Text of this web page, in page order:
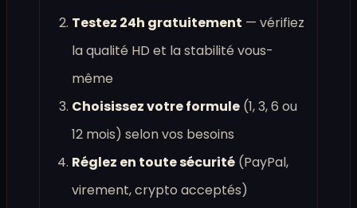
Testez 24h gratuitement — vérifiez
la qualité HD et la stabilité vous-
même
Choisissez votre formule (1, 3, 6 ou
12 mois) selon vos besoins
Réglez en toute sécurité (PayPal,
virement, crypto acceptés)